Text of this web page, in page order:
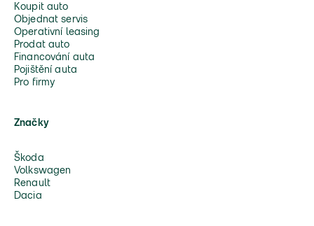
Koupit auto
Objednat servis
Operativní leasing
Prodat auto
Financování auta
Pojištění auta
Pro firmy
Značky
Škoda
Volkswagen
Renault
Dacia